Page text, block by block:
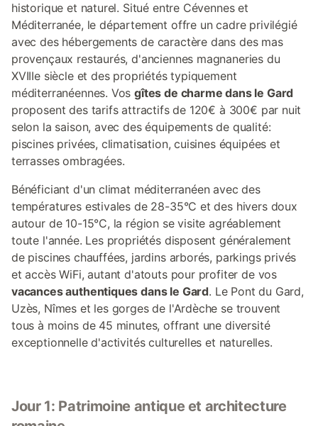
historique et naturel. Situé entre Cévennes et
Méditerranée, le département offre un cadre privilégié
avec des hébergements de caractère dans des mas
provençaux restaurés, d'anciennes magnaneries du
XVIIIe siècle et des propriétés typiquement
méditerranéennes. Vosgîtes de charme dans le Gard
proposent des tarifs attractifs de 120€ à 300€ par nuit
selon la saison, avec des équipements de qualité:
piscines privées, climatisation, cuisines équipées et
terrasses ombragées.
Bénéficiant d'un climat méditerranéen avec des
températures estivales de 28-35°C et des hivers doux
autour de 10-15°C, la région se visite agréablement
toute l'année. Les propriétés disposent généralement
de piscines chauffées, jardins arborés, parkings privés
et accès WiFi, autant d'atouts pour profiter de vos
vacances authentiques dans le Gard. Le Pont du Gard,
Uzès, Nîmes et les gorges de l'Ardèche se trouvent
tous à moins de 45 minutes, offrant une diversité
exceptionnelle d'activités culturelles et naturelles.
Jour 1: Patrimoine antique et architecture